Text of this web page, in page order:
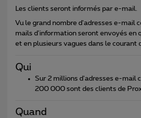
Les clients seront informés par e-mail.
Vu le grand nombre d'adresses e-mail
mails d'information seront envoyés en
et en plusieurs vagues dans le courant
Qui
Sur 2 millions d'adresses e-mail
200 000 sont des clients de
Quand